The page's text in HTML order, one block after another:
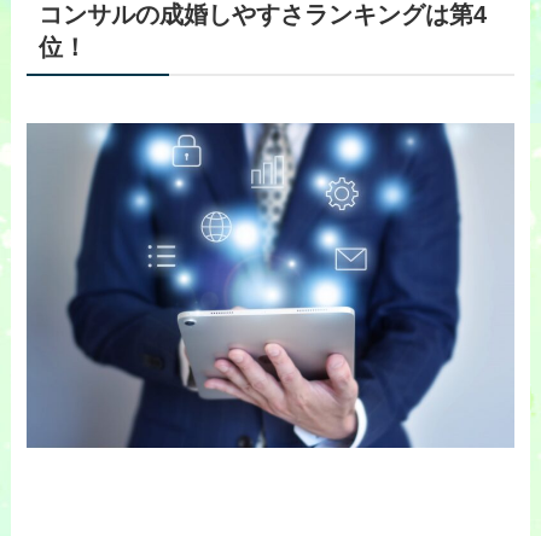
コンサルの成婚しやすさランキングは第4
位！